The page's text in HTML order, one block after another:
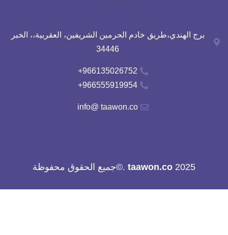
برج الهندي،طريق خادم الحرمين الشريفين، العقربية،، الخبر
34446
966135026752+
966555919954+
info@ taawon.co
2025
taawon.co.©جميع الحقوق محفوظة